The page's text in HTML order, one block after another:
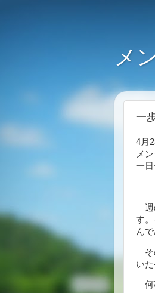
メ
一
4月
メ
一
週
す
ん
そ
い
何